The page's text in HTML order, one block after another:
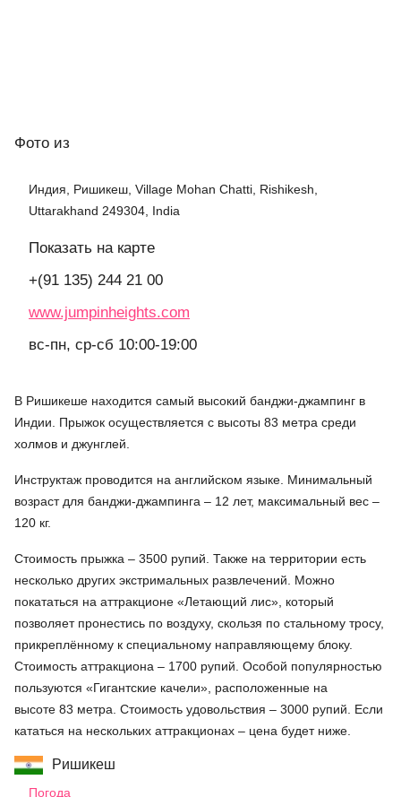
Фото из
Индия, Ришикеш, Village Mohan Chatti, Rishikesh,
Uttarakhand 249304, India
Показать на карте
+(91 135) 244 21 00
www.jumpinheights.com
вс-пн, ср-сб 10:00-19:00
В Ришикеше находится самый высокий банджи-джампинг в
Индии. Прыжок осуществляется с высоты 83 метра среди
холмов и джунглей.
Инструктаж проводится на английском языке. Минимальный
возраст для банджи-джампинга – 12 лет, максимальный вес –
120 кг.
Стоимость прыжка – 3500 рупий. Также на территории есть
несколько других экстримальных развлечений. Можно
покататься на аттракционе «Летающий лис», который
позволяет пронестись по воздуху, скользя по стальному тросу,
прикреплённому к специальному направляющему блоку.
Стоимость аттракциона – 1700 рупий. Особой популярностью
пользуются «Гигантские качели», расположенные на
высоте 83 метра. Стоимость удовольствия – 3000 рупий. Если
кататься на нескольких аттракционах – цена будет ниже.
Ришикеш
Погода